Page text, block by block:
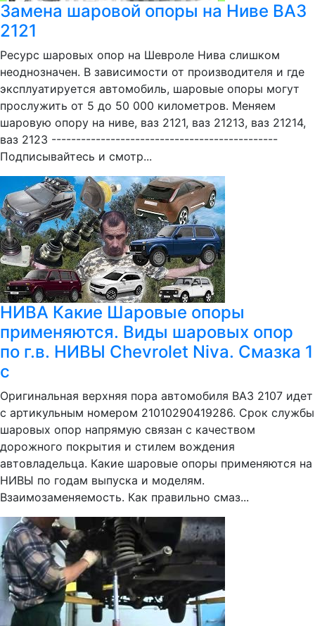
Замена шаровой опоры на Ниве ВАЗ
2121
Ресурс шаровых опор на Шевроле Нива слишком
неоднозначен. В зависимости от производителя и где
эксплуатируется автомобиль, шаровые опоры могут
прослужить от 5 до 50 000 километров. Меняем
шаровую опору на ниве, ваз 2121, ваз 21213, ваз 21214,
ваз 2123 ----------------------------------------------
Подписывайтесь и смотр...
НИВА Какие Шаровые опоры
применяются. Виды шаровых опор
по г.в. НИВЫ Chevrolet Niva. Смазка 1
с
Оригинальная верхняя пора автомобиля ВАЗ 2107 идет
с артикульным номером 21010290419286. Срок службы
шаровых опор напрямую связан с качеством
дорожного покрытия и стилем вождения
автовладельца. Какие шаровые опоры применяются на
НИВЫ по годам выпуска и моделям.
Взаимозаменяемость. Как правильно смаз...